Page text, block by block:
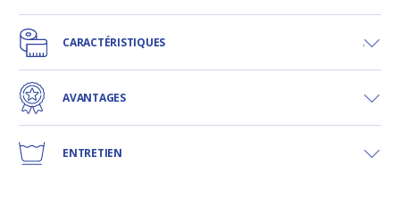
CARACTÉRISTIQUES
AVANTAGES
ENTRETIEN